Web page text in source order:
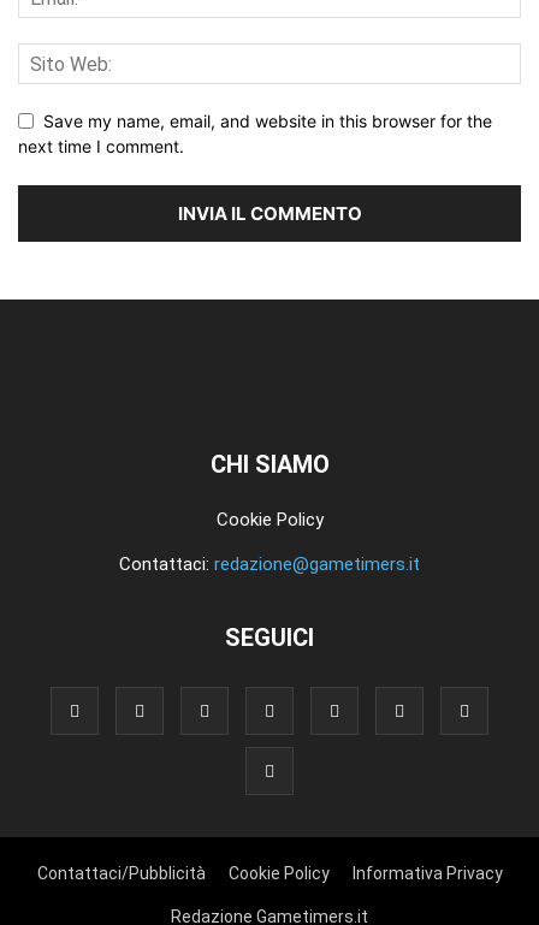
Save my name, email, and website in this browser for the
next time I comment.
CHI SIAMO
Cookie Policy
Contattaci: redazione@gametimers.it
SEGUICI
Contattaci/Pubblicità Cookie Policy Informativa Privacy
Redazione Gametimers.it